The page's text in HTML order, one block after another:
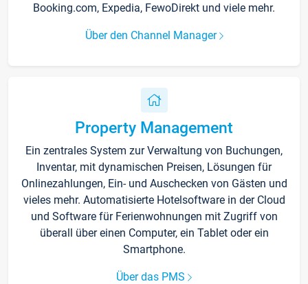
Booking.com, Expedia, FewoDirekt und viele mehr.
Über den Channel Manager
Property Management
Ein zentrales System zur Verwaltung von Buchungen,
Inventar, mit dynamischen Preisen, Lösungen für
Onlinezahlungen, Ein- und Auschecken von Gästen und
vieles mehr. Automatisierte Hotelsoftware in der Cloud
und Software für Ferienwohnungen mit Zugriff von
überall über einen Computer, ein Tablet oder ein
Smartphone.
Über das PMS